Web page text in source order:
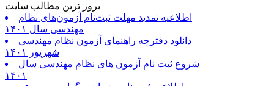
بروز ترین مطالب سایت
اطلاعیه تمدید مهلت ثبت‌نام آزمون‌های نظام
مهندسی سال ۱۴۰۱
دانلود دفترچه راهنمای آزمون نظام مهندسی
شهریور ۱۴۰۱
شروع ثبت نام آزمون های نظام مهندسی سال
۱۴۰۱